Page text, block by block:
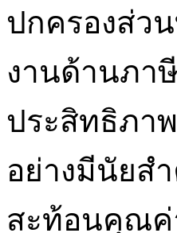
ปกครองส่ว
งานด้านภา
ประสิทธิภา
อย่างมีนัยส
สะท้อนคุณค่